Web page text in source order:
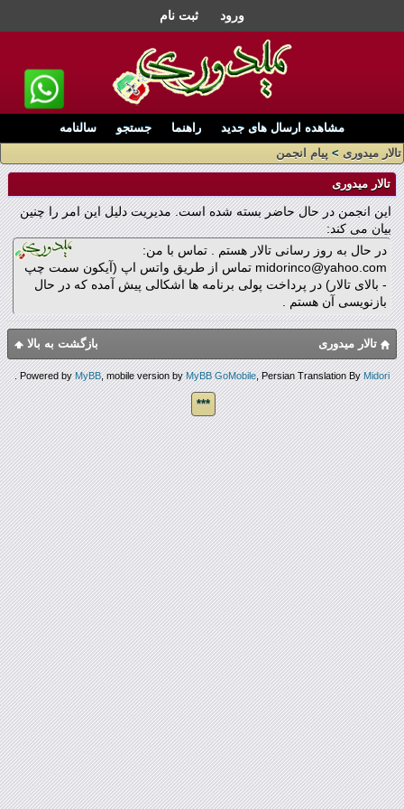
ورود ثبت نام
مشاهده ارسال های جدید راهنما جستجو
سالنامه
تالار میدوری > پیام انجمن
تالار میدوری
این انجمن در حال حاضر بسته شده است. مدیریت دلیل این امر را چنین
بیان می کند:
در حال به روز رسانی تالار هستم . تماس با من:
midorinco@yahoo.com تماس از طریق واتس اپ (آیکون سمت چپ
- بالای تالار) در پرداخت پولی برنامه ها اشکالی پیش آمده که در حال
بازنویسی آن هستم .
بازگشت به بالا تالار میدوری
Powered byMyBB, mobile version byMyBB GoMobile, Persian Translation ByMidori
.
***